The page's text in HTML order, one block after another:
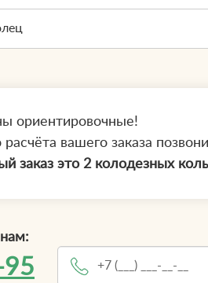
ориентировочные!
вашего заказа
заказ это 2 колодезных